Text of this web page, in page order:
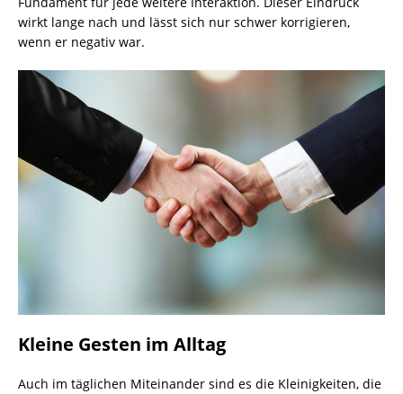
wirkt lange nach und lässt sich nur schwer korrigieren,
wenn er negativ war.
Kleine Gesten im Alltag
Auch im täglichen Miteinander sind es die Kleinigkeiten, die